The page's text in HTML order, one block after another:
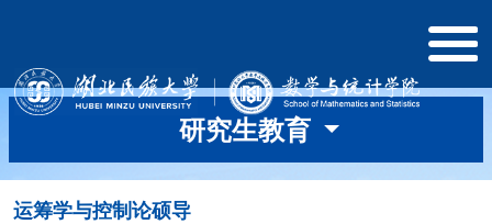
研究生教育
运筹学与控制论硕导